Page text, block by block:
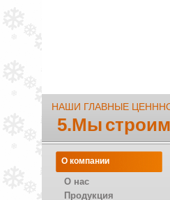
НАШИ ГЛАВНЫЕ
5.Мы
О компании
О нас
Продукция